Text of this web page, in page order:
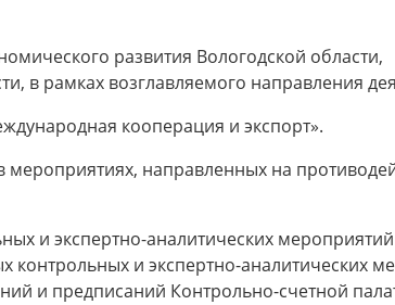
развития Вологодской области,
в рамках возглавляемого направления
кооперация и экспорт».
мероприятиях, направленных на
и экспертно-аналитических
контрольных и экспертно-аналитических
и предписаний Контрольно-счетной